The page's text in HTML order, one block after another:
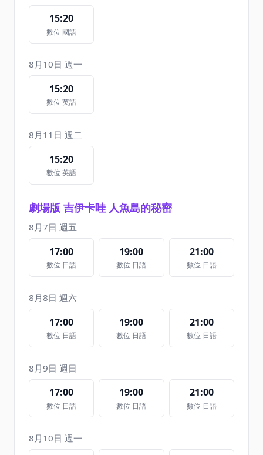
15:20
數位 國語
8月10日 週一
15:20
數位 英語
8月11日 週二
15:20
數位 英語
劇場版 吉伊卡哇 人魚島的秘密
8月7日 週五
17:00
數位 日語
19:00
數位 日語
21:00
數位 日語
8月8日 週六
17:00
數位 日語
19:00
數位 日語
21:00
數位 日語
8月9日 週日
17:00
數位 日語
19:00
數位 日語
21:00
數位 日語
8月10日 週一